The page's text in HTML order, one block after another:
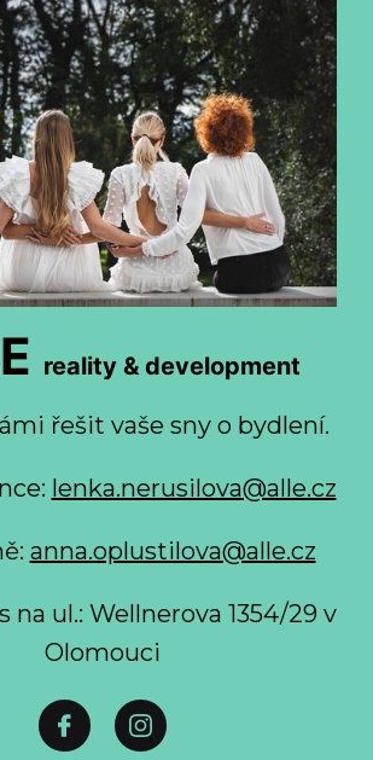
reality & development
řešit vaše sny o bydlení.
lenka.nerusilova@alle.cz
anna.oplustilova@alle.cz
na ul.: Wellnerova 1354/29 v
Olomouci